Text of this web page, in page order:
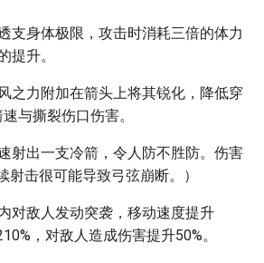
支身体极限，攻击时消耗三倍的体力
提升。
之力附加在箭头上将其锐化，降低穿
与撕裂伤口伤害。
射出一支冷箭，令人防不胜防。伤害
射击很可能导致弓弦崩断。）
对敌人发动突袭，移动速度提升
，对敌人造成伤害提升50%。